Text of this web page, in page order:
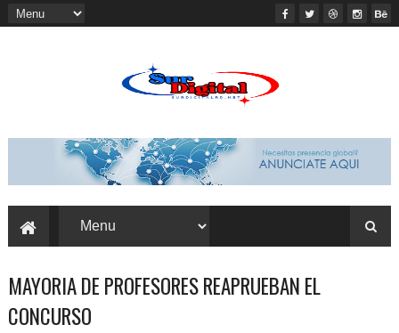
MAYORIA DE PROFESORES REAPRUEBAN EL
CONCURSO